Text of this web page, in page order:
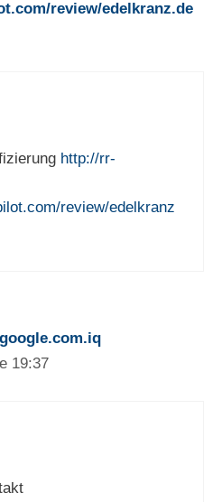
review/edelkranz.de
http://rr-
review/edelkranz
19:37